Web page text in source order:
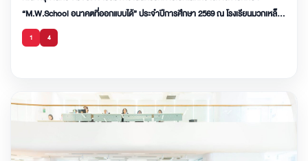
“M.W.School อนาคตที่ออกแบบได้” ประจำปีการศึกษา 2569 ณ โรงเรียนมวกเหล็ก
วิทยา สระบุรี
1 4